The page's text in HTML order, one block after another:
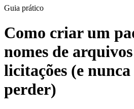
Guia prático
Como criar um
nomes de
licitações (e nunca
perder)